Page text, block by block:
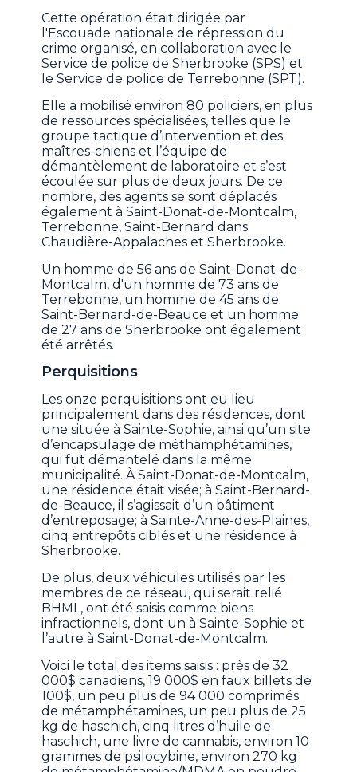
Cette opération était dirigée par
l'Escouade nationale de répression du
crime organisé, en collaboration avec le
Service de police de Sherbrooke (SPS) et
le Service de police de Terrebonne (SPT).
Elle a mobilisé environ 80 policiers, en plus
de ressources spécialisées, telles que le
groupe tactique d’intervention et des
maîtres-chiens et l’équipe de
démantèlement de laboratoire et s’est
écoulée sur plus de deux jours. De ce
nombre, des agents se sont déplacés
également à Saint-Donat-de-Montcalm,
Terrebonne, Saint-Bernard dans
Chaudière-Appalaches et Sherbrooke.
Un homme de 56 ans de Saint-Donat-de-
Montcalm, d'un homme de 73 ans de
Terrebonne, un homme de 45 ans de
Saint-Bernard-de-Beauce et un homme
de 27 ans de Sherbrooke ont également
été arrêtés.
Perquisitions
Les onze perquisitions ont eu lieu
principalement dans des résidences, dont
une située à Sainte-Sophie, ainsi qu’un site
d’encapsulage de méthamphétamines,
qui fut démantelé dans la même
municipalité. À Saint-Donat-de-Montcalm,
une résidence était visée; à Saint-Bernard-
de-Beauce, il s’agissait d’un bâtiment
d’entreposage; à Sainte-Anne-des-Plaines,
cinq entrepôts ciblés et une résidence à
Sherbrooke.
De plus, deux véhicules utilisés par les
membres de ce réseau, qui serait relié
BHML, ont été saisis comme biens
infractionnels, dont un à Sainte-Sophie et
l’autre à Saint-Donat-de-Montcalm.
Voici le total des items saisis : près de 32
000$ canadiens, 19 000$ en faux billets de
100$, un peu plus de 94 000 comprimés
de métamphétamines, un peu plus de 25
kg de haschich, cinq litres d’huile de
haschich, une livre de cannabis, environ 10
grammes de psilocybine, environ 270 kg